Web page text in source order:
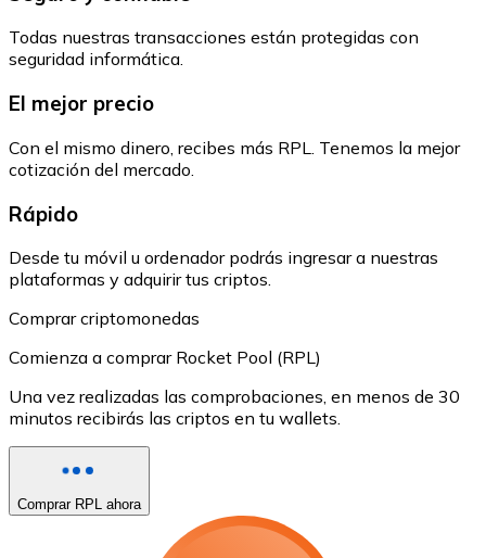
Todas nuestras transacciones están protegidas con
seguridad informática.
El mejor precio
Con el mismo dinero, recibes más RPL. Tenemos la mejor
cotización del mercado.
Rápido
Desde tu móvil u ordenador podrás ingresar a nuestras
plataformas y adquirir tus criptos.
Comprar criptomonedas
Comienza a comprar Rocket Pool (RPL)
Una vez realizadas las comprobaciones, en menos de 30
minutos recibirás las criptos en tu wallets.
Comprar RPL ahora